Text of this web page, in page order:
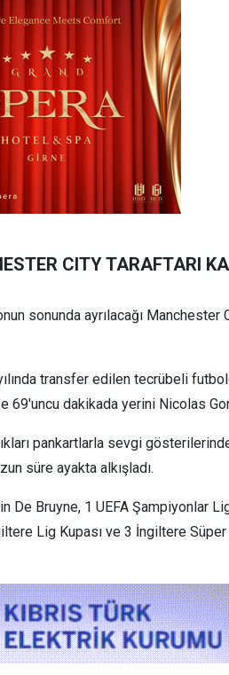
CITY TARAFTARI
sonunda ayrılacağı Manchester
transfer edilen tecrübeli
69'uncu dakikada yerini Nicolas
pankartlarla sevgi
süre ayakta alkışladı.
De Bruyne, 1 UEFA Şampiyonlar
Lig Kupası ve 3 İngiltere Süper